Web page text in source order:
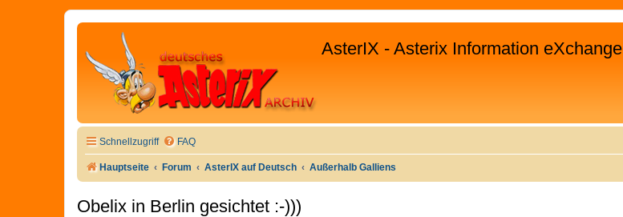
AsterIX - Asterix Information eXchange
Schnellzugriff FAQ
Hauptseite Forum AsterIX auf Deutsch Außerhalb Galliens
Obelix in Berlin gesichtet :-)))